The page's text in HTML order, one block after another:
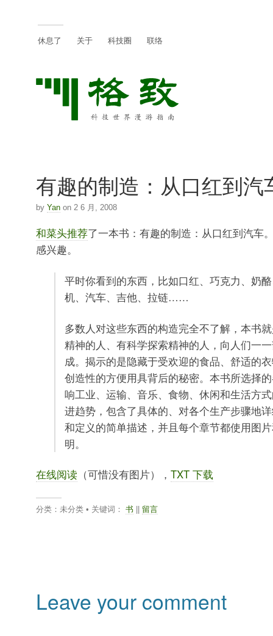
休息了 关于 科技圈 联络
有趣的制造：从口红到汽
by Yanon 2 6 月, 2008
和菜头推荐了一本书：有趣的制造：从口红到汽车
感兴趣。
平时你看到的东西，比如口红、巧克力、奶
机、汽车、吉他、拉链……
多数人对这些东西的构造完全不了解，本书
精神的人、有科学探索精神的人，向人们一
成。揭示的是隐藏于受欢迎的食品、舒适的
创造性的方便用具背后的秘密。本书所选择
响工业、运输、音乐、食物、休闲和生活方
进趋势，包含了具体的、对各个生产步骤地
和定义的简单描述，并且每个章节都使用图
明。
在线阅读（可惜没有图片）， TXT 下载
分类：未分类 • 关键词： 书 || 留言
Leave your comment